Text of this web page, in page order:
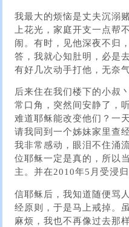
我最大的烦恼是丈夫沉溺
上花光，家庭开支一点帮
闹。有时，见他深夜不归
答，我就心知肚明，必是
有好几次动手打他，无奈
后来住在我们楼下的小叔
常口角，突然间安静了，
难道耶稣能改变他们？一
请我同到一个姊妹家里查
我非常感动，眼泪不住涌
位耶稣一定是真的，所以
主。并在2010年5月受浸
信耶稣后，我知道随便骂
经原则，于是马上戒掉。
麻烦，我也不再像过去那